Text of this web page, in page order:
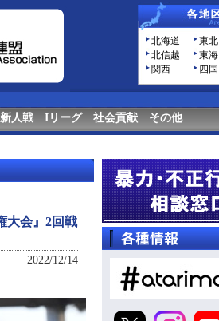
北海道 東北
北信越
東海
関西
四国
新人戦 Iリーグ 社会貢献 その他
⼤会』2回戦
2022/12/14